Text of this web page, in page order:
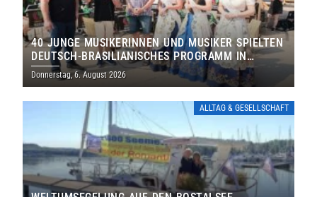
40 JUNGE MUSIKERINNEN UND MUSIKER SPIELTEN
DEUTSCH-BRASILIANISCHES PROGRAMM IN
THOLEY
Donnerstag, 6. August 2026
ALLTAG & GESELLSCHAFT